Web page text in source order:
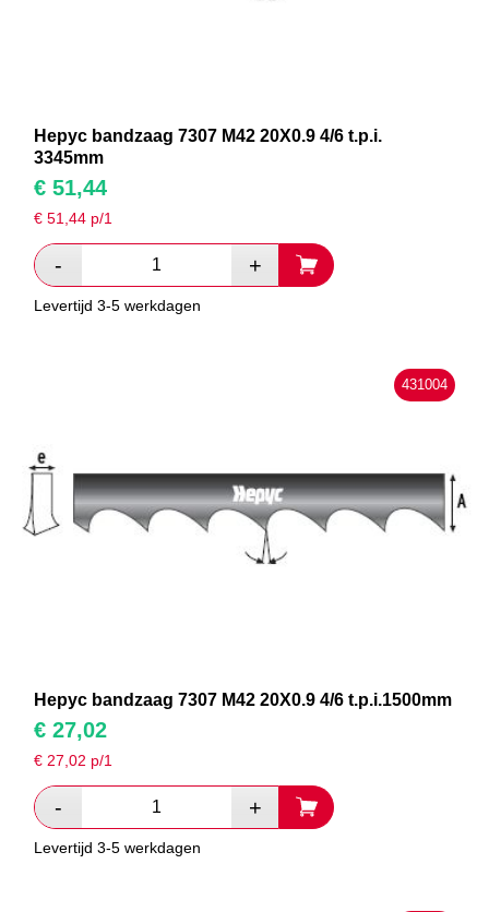
Hepyc bandzaag 7307 M42 20X0.9 4/6 t.p.i.
3345mm
€ 51,44
€51,44 p/1
Levertijd 3-5 werkdagen
431004
Hepyc bandzaag 7307 M42 20X0.9 4/6 t.p.i.1500mm
€ 27,02
€27,02 p/1
Levertijd 3-5 werkdagen